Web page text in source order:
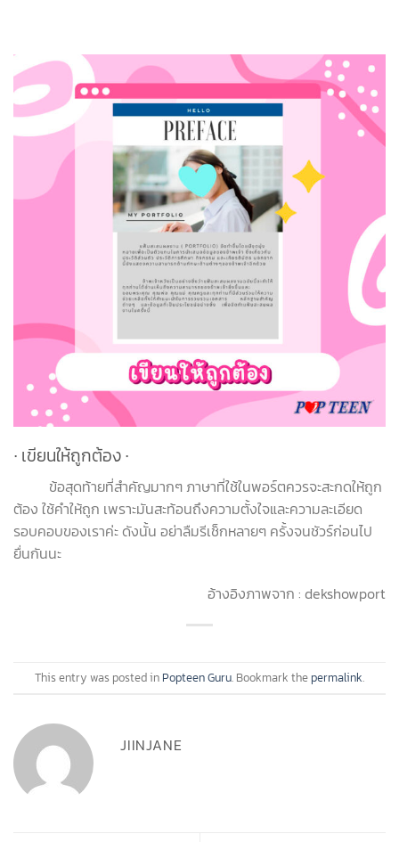
∙ เขียนให้ถูกต้อง∙
ข้อสุดท้ายที่สำคัญมากๆ ภาษาที่ใช้ในพอร์ตควรจะสะกดให้ถูก
ต้อง ใช้คำให้ถูก เพราะมันสะท้อนถึงความตั้งใจและความละเอียด
รอบคอบของเราค่ะ ดังนั้น อย่าลืมรีเช็กหลายๆ ครั้งจนชัวร์ก่อนไป
ยื่นกันนะ
อ้างอิงภาพจาก : dekshowport
This entry was posted in Popteen Guru. Bookmark the permalink.
JIINJANE